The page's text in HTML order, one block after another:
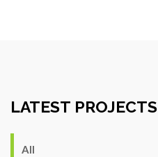
LATEST PROJECTS
All